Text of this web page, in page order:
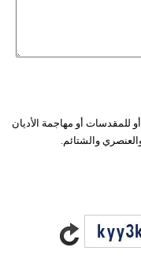
للمقدسات أو مهاجمة الأديان
والشتائم.